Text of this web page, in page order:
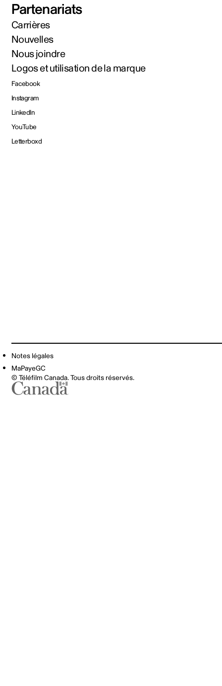
Partenariats
Carrières
Nouvelles
Nous joindre
Logos et utilisation de la marque
Facebook
Instagram
LinkedIn
YouTube
Letterboxd
Notes légales
MaPayeGC
© Téléfilm Canada. Tous droits réservés.